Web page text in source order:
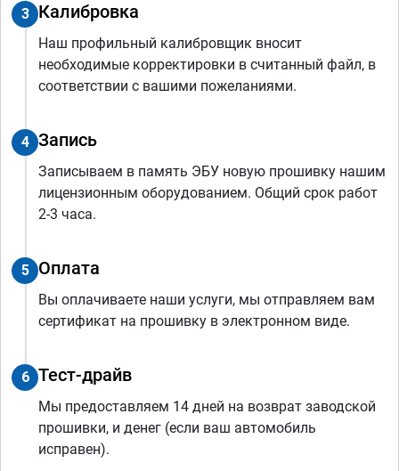
3 Калибровка
Наш профильный калибровщик вносит
необходимые корректировки в считанный файл, в
соответствии с вашими пожеланиями.
4 Запись
Записываем в память ЭБУ новую прошивку нашим
лицензионным оборудованием. Общий срок работ
2-3 часа.
5 Оплата
Вы оплачиваете наши услуги, мы отправляем вам
сертификат на прошивку в электронном виде.
6 Тест-драйв
Мы предоставляем 14 дней на возврат заводской
прошивки, и денег (если ваш автомобиль
исправен).